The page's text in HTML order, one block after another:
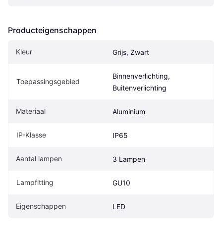
Producteigenschappen
Kleur Grijs, Zwart
Toepassingsgebied
Binnenverlichting,
Buitenverlichting
Materiaal Aluminium
IP-Klasse IP65
Aantal lampen 3 Lampen
Lampfitting GU10
Eigenschappen LED